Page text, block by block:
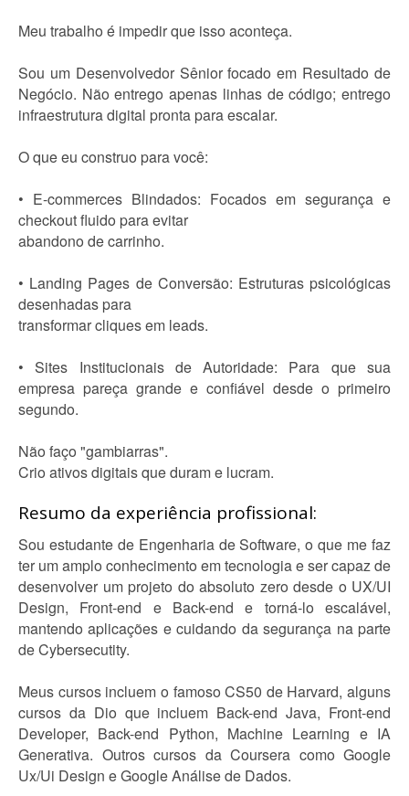
Meu trabalho é impedir que isso aconteça.
Sou um Desenvolvedor Sênior focado em Resultado de
Negócio. Não entrego apenas linhas de código; entrego
infraestrutura digital pronta para escalar.
O que eu construo para você:
• E-commerces Blindados: Focados em segurança e
checkout fluido para evitar
abandono de carrinho.
• Landing Pages de Conversão: Estruturas psicológicas
desenhadas para
transformar cliques em leads.
• Sites Institucionais de Autoridade: Para que sua
empresa pareça grande e confiável desde o primeiro
segundo.
Não faço "gambiarras".
Crio ativos digitais que duram e lucram.
Resumo da experiência profissional:
Sou estudante de Engenharia de Software, o que me faz
ter um amplo conhecimento em tecnologia e ser capaz de
desenvolver um projeto do absoluto zero desde o UX/UI
Design, Front-end e Back-end e torná-lo escalável,
mantendo aplicações e cuidando da segurança na parte
de Cybersecutity.
Meus cursos incluem o famoso CS50 de Harvard, alguns
cursos da Dio que incluem Back-end Java, Front-end
Developer, Back-end Python, Machine Learning e IA
Generativa. Outros cursos da Coursera como Google
Ux/Ui Design e Google Análise de Dados.